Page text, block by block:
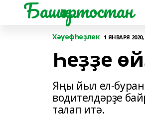
Башҡортостан
Хәүефһеҙлек 1 ЯНВАРЯ 2020,
Һеҙҙе
Яңы йыл ел-
водителдәрҙе
талап итә.